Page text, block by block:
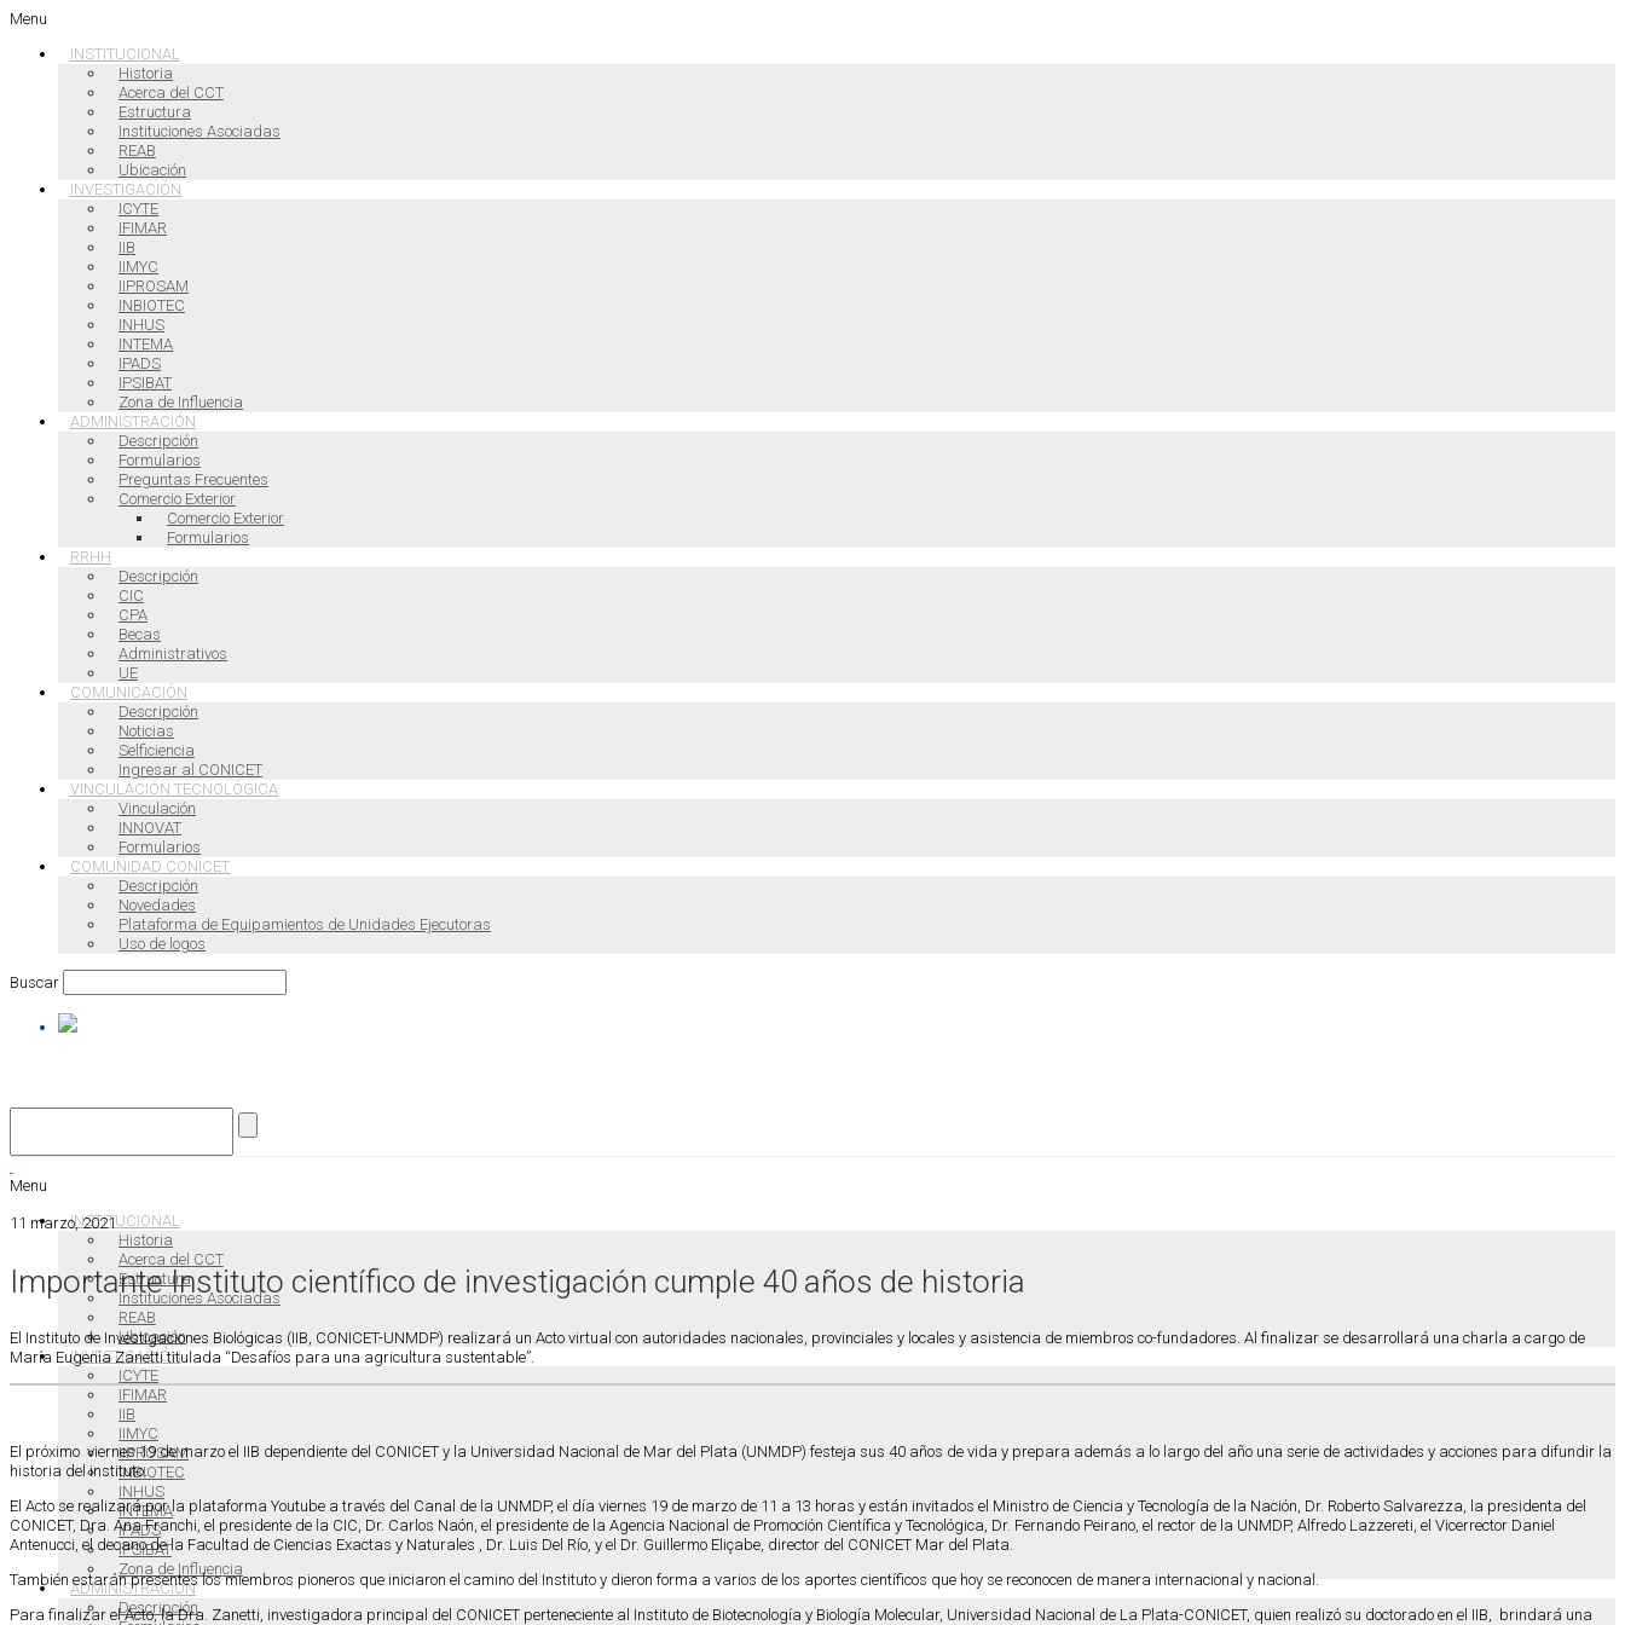
Menu
INSTITUCIONAL
Historia
Acerca del CCT
Estructura
Instituciones Asociadas
REAB
Ubicación
INVESTIGACIÓN
ICYTE
IFIMAR
IIB
IIMYC
IIPROSAM
INBIOTEC
INHUS
INTEMA
IPADS
IPSIBAT
Zona de Influencia
ADMINISTRACIÓN
Descripción
Formularios
Preguntas Frecuentes
Comercio Exterior
Comercio Exterior
Formularios
RRHH
Descripción
CIC
CPA
Becas
Administrativos
UE
COMUNICACIÓN
Descripción
Noticias
Selficiencia
Ingresar al CONICET
VINCULACIÓN TECNOLÓGICA
Vinculación
INNOVAT
Formularios
COMUNIDAD CONICET
Descripción
Novedades
Plataforma de Equipamientos de Unidades Ejecutoras
Uso de logos
Buscar
Menu
INSTITUCIONAL
Historia
Acerca del CCT
Estructura
Instituciones Asociadas
REAB
Ubicación
INVESTIGACIÓN
ICYTE
IFIMAR
IIB
IIMYC
IIPROSAM
INBIOTEC
INHUS
INTEMA
IPADS
IPSIBAT
Zona de Influencia
ADMINISTRACIÓN
Descripción
11 marzo, 2021
Importante Instituto científico de investigación cumple 40 años de historia
El Instituto de Investigaciones Biológicas (IIB, CONICET-UNMDP) realizará un Acto virtual con autoridades nacionales, provinciales y locales y asistencia de miembros co-fundadores. Al finalizar se desarrollará una charla a cargo de
María Eugenia Zanetti titulada “Desafíos para una agricultura sustentable”.
El próximo viernes 19 de marzo el IIB dependiente del CONICET y la Universidad Nacional de Mar del Plata (UNMDP) festeja sus 40 años de vida y prepara además a lo largo del año una serie de actividades y acciones para difundir la
historia del instituto.
El Acto se realizará por la plataforma Youtube a través del Canal de la UNMDP, el día viernes 19 de marzo de 11 a 13 horas y están invitados el Ministro de Ciencia y Tecnología de la Nación, Dr. Roberto Salvarezza, la presidenta del
CONICET, Dra. Ana Franchi, el presidente de la CIC, Dr. Carlos Naón, el presidente de la Agencia Nacional de Promoción Científica y Tecnológica, Dr. Fernando Peirano, el rector de la UNMDP, Alfredo Lazzereti, el Vicerrector Daniel
Antenucci, el decano de la Facultad de Ciencias Exactas y Naturales , Dr. Luis Del Río, y el Dr. Guillermo Eliçabe, director del CONICET Mar del Plata.
También estarán presentes los miembros pioneros que iniciaron el camino del Instituto y dieron forma a varios de los aportes científicos que hoy se reconocen de manera internacional y nacional.
Para finalizar el Acto, la Dra. Zanetti, investigadora principal del CONICET perteneciente al Instituto de Biotecnología y Biología Molecular, Universidad Nacional de La Plata-CONICET, quien realizó su doctorado en el IIB, brindará una